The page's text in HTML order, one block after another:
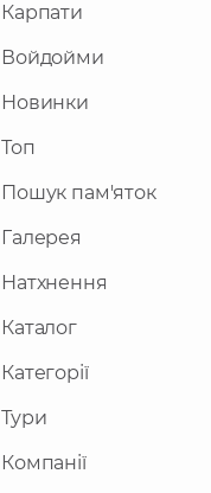
Карпати
Войдойми
Новинки
Топ
Пошук пам'яток
Галерея
Натхнення
Каталог
Категорії
Тури
Компанії